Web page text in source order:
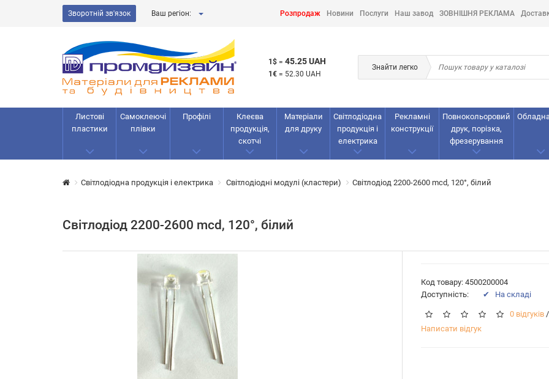
Зворотній зв'язок Ваш регіон: Розпродаж Новини Послуги Наш завод ЗОВНІШНЯ РЕКЛАМА
1$ = 45.25 UAH
1€ = 52.30 UAH
Знайти легко
Листові
пластики
Самоклеючі
плівки
Профілі
Клеєва
продукція,
скотчі
Матеріали
для друку
Світлодіодна
продукція і
електрика
Рекламнi
конструкції
Повнокольоровий
друк, порізка,
фрезерування
Світлодіодна продукція і електрика Світлодіодні модулі (кластери) Світлодіод 2200-2600 mcd, 120°, білий
Світлодіод 2200-2600 mcd, 120°, білий
Код товару: 4500200004
Доступність:
✔ На складі
0 відгуків /
Написати відгук